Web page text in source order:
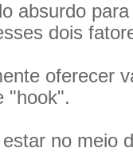
absurdo
dois
oferecer
"hook".
no meio